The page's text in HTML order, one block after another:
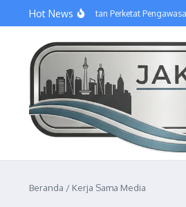
Hot News
Sudinhub Jakarta Selatan Perketat
Beranda / Kerja Sama Media